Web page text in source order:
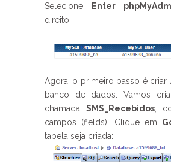
Selecione Enter
direito:
Agora, o primeiro passo é criar
banco de dados. Vamos
chamada SMS_Recebidos ,
campos (fields). Clique em
tabela seja criada: